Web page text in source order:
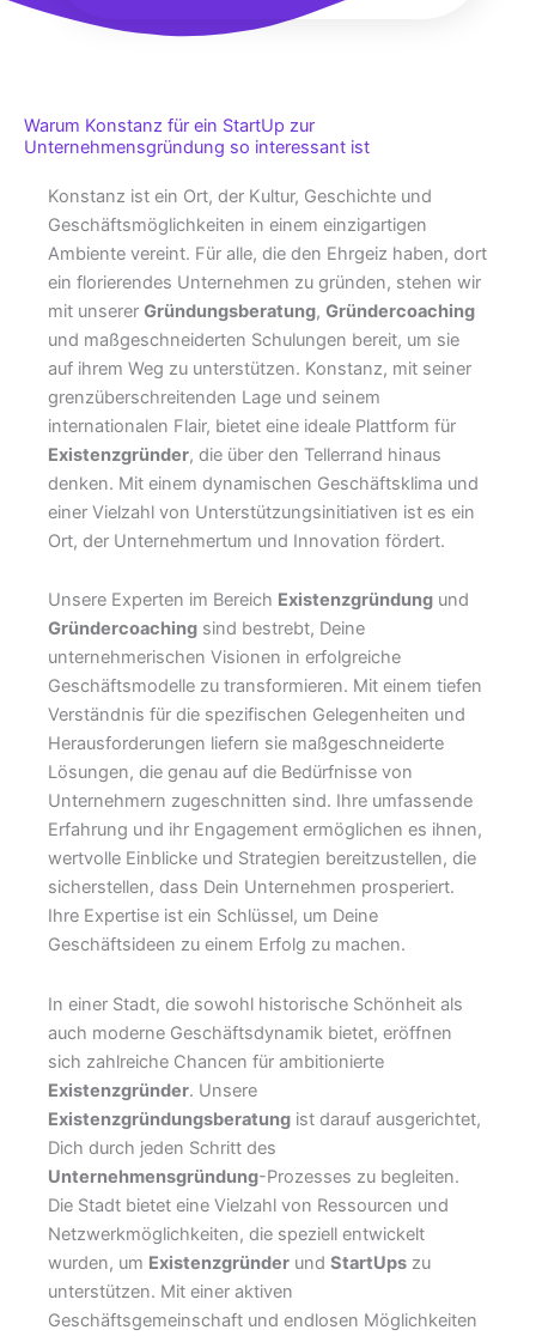
Warum Konstanz für ein StartUp zur
Unternehmensgründung so interessant ist
Konstanz ist ein Ort, der Kultur, Geschichte und
Geschäftsmöglichkeiten in einem einzigartigen
Ambiente vereint. Für alle, die den Ehrgeiz haben, dort
ein florierendes Unternehmen zu gründen, stehen wir
mit unserer Gründungsberatung, Gründercoaching
und maßgeschneiderten Schulungen bereit, um sie
auf ihrem Weg zu unterstützen. Konstanz, mit seiner
grenzüberschreitenden Lage und seinem
internationalen Flair, bietet eine ideale Plattform für
Existenzgründer, die über den Tellerrand hinaus
denken. Mit einem dynamischen Geschäftsklima und
einer Vielzahl von Unterstützungsinitiativen ist es ein
Ort, der Unternehmertum und Innovation fördert.
Unsere Experten im Bereich Existenzgründung und
Gründercoaching sind bestrebt, Deine
unternehmerischen Visionen in erfolgreiche
Geschäftsmodelle zu transformieren. Mit einem tiefen
Verständnis für die spezifischen Gelegenheiten und
Herausforderungen liefern sie maßgeschneiderte
Lösungen, die genau auf die Bedürfnisse von
Unternehmern zugeschnitten sind. Ihre umfassende
Erfahrung und ihr Engagement ermöglichen es ihnen,
wertvolle Einblicke und Strategien bereitzustellen, die
sicherstellen, dass Dein Unternehmen prosperiert.
Ihre Expertise ist ein Schlüssel, um Deine
Geschäftsideen zu einem Erfolg zu machen.
In einer Stadt, die sowohl historische Schönheit als
auch moderne Geschäftsdynamik bietet, eröffnen
sich zahlreiche Chancen für ambitionierte
Existenzgründer. Unsere
Existenzgründungsberatung ist darauf ausgerichtet,
Dich durch jeden Schritt des
Unternehmensgründung-Prozesses zu begleiten.
Die Stadt bietet eine Vielzahl von Ressourcen und
Netzwerkmöglichkeiten, die speziell entwickelt
wurden, um Existenzgründer und StartUps zu
unterstützen. Mit einer aktiven
Geschäftsgemeinschaft und endlosen Möglichkeiten